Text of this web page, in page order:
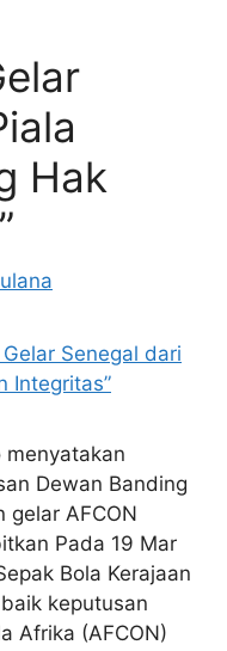
Hak
menyatakan
Dewan Banding
gelar AFCON
Pada 19 Mar
Bola Kerajaan
keputusan
Afrika (AFCON)